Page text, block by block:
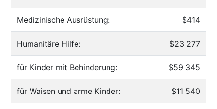
Medizinische Ausrüstung: $414
Humanitäre Hilfe: $23 277
für Kinder mit Behinderung: $59 345
für Waisen und arme Kinder: $11 540